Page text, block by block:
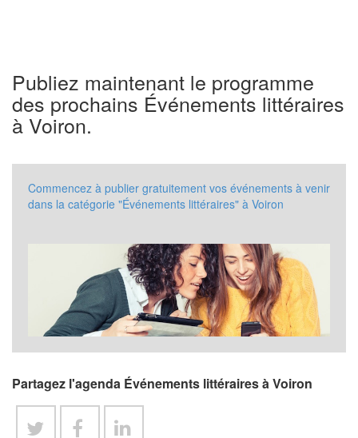
Publiez maintenant le programme
des prochains Événements littéraires
à Voiron.
Commencez à publier gratuitement vos événements à venir
dans la catégorie "Événements littéraires" à Voiron
Partagez l'agenda Événements littéraires à Voiron